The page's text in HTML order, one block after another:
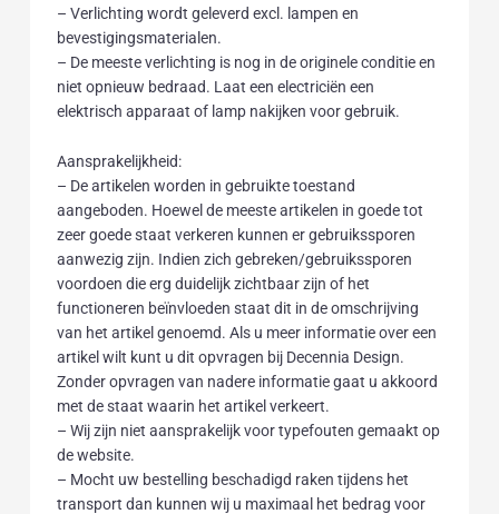
– Verlichting wordt geleverd excl. lampen en
bevestigingsmaterialen.
– De meeste verlichting is nog in de originele conditie en
niet opnieuw bedraad. Laat een electriciën een
elektrisch apparaat of lamp nakijken voor gebruik.
Aansprakelijkheid:
– De artikelen worden in gebruikte toestand
aangeboden. Hoewel de meeste artikelen in goede tot
zeer goede staat verkeren kunnen er gebruikssporen
aanwezig zijn. Indien zich gebreken/gebruikssporen
voordoen die erg duidelijk zichtbaar zijn of het
functioneren beïnvloeden staat dit in de omschrijving
van het artikel genoemd. Als u meer informatie over een
artikel wilt kunt u dit opvragen bij Decennia Design.
Zonder opvragen van nadere informatie gaat u akkoord
met de staat waarin het artikel verkeert.
– Wij zijn niet aansprakelijk voor typefouten gemaakt op
de website.
– Mocht uw bestelling beschadigd raken tijdens het
transport dan kunnen wij u maximaal het bedrag voor